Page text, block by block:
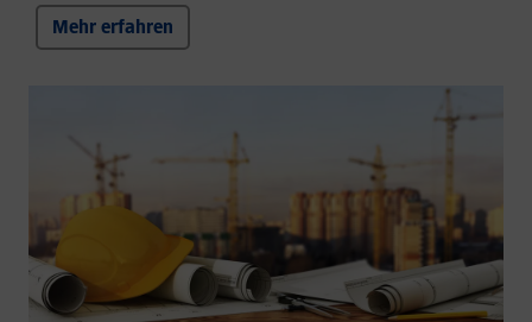
Mehr erfahren